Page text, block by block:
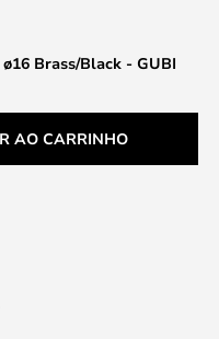
Brass/Black - GUBI
AO CARRINHO